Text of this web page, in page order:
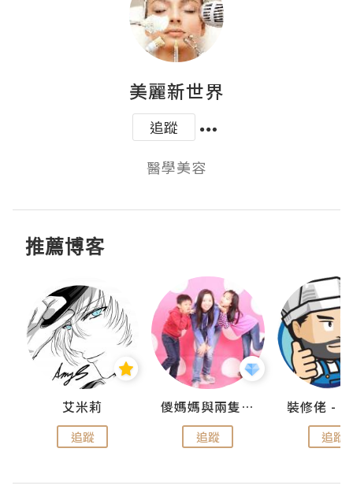
美麗新世界
追蹤
醫學美容
推薦博客
艾米莉
追蹤
儍媽媽與兩隻小魔怪之家
追蹤 追蹤